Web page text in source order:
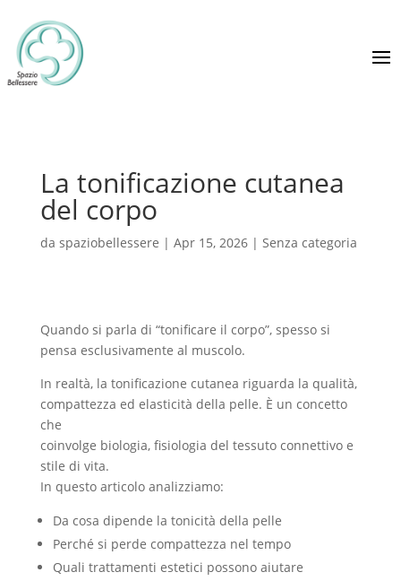
La tonificazione cutanea
del corpo
da spaziobellessere | Apr 15, 2026| Senza categoria
Quando si parla di “tonificare il corpo”, spesso si
pensa esclusivamente al muscolo.
In realtà, la tonificazione cutanea riguarda la qualità,
compattezza ed elasticità della pelle. È un concetto
che
coinvolge biologia, fisiologia del tessuto connettivo e
stile di vita.
In questo articolo analizziamo:
Da cosa dipende la tonicità della pelle
Perché si perde compattezza nel tempo
Quali trattamenti estetici possono aiutare